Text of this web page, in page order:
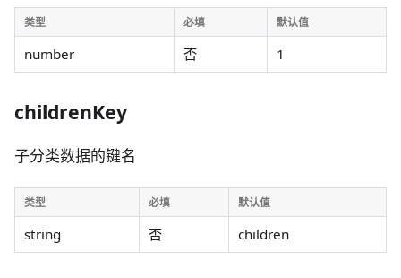
类型 必填 默认值
number 否 1
childrenKey
子分类数据的键名
类型 必填 默认值
string 否 children